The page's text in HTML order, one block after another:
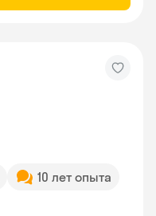
10 лет опыта